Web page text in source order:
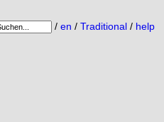
/ en / Traditional/ help